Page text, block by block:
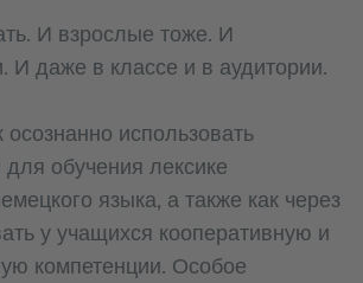
И взрослые тоже. И
И даже в классе и в аудитории.
осознанно использовать
обучения лексике
языка, а также как через
у учащихся кооперативную и
компетенции. Особое